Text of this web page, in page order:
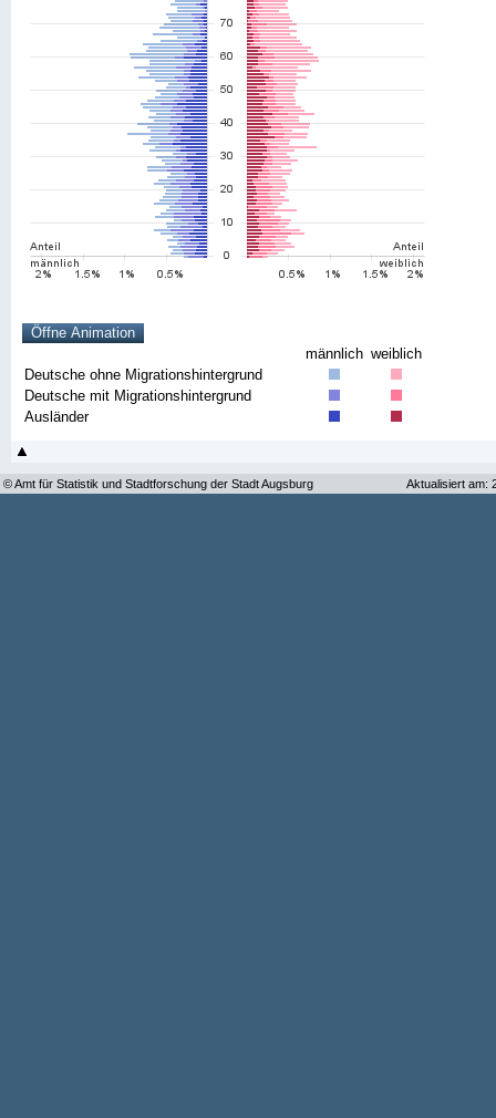
männlich weiblich
Deutsche ohne Migrationshintergrund
Deutsche mit Migrationshintergrund
Ausländer
© Amt für Statistik und Stadtforschung der Stadt Augsburg Aktualisiert am: